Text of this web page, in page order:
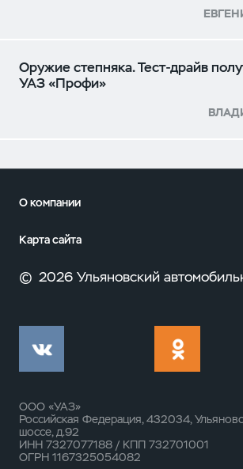
Оружие степняка. Тест-драйв
УАЗ «Профи»
О компании
Карта сайта
© 2026 Ульяновский
ООО «УАЗ»
Российская Федерация, 432034,
шоссе, д.92
ИНН 7327077188 / КПП 732701001
ОГРН 1167325054082